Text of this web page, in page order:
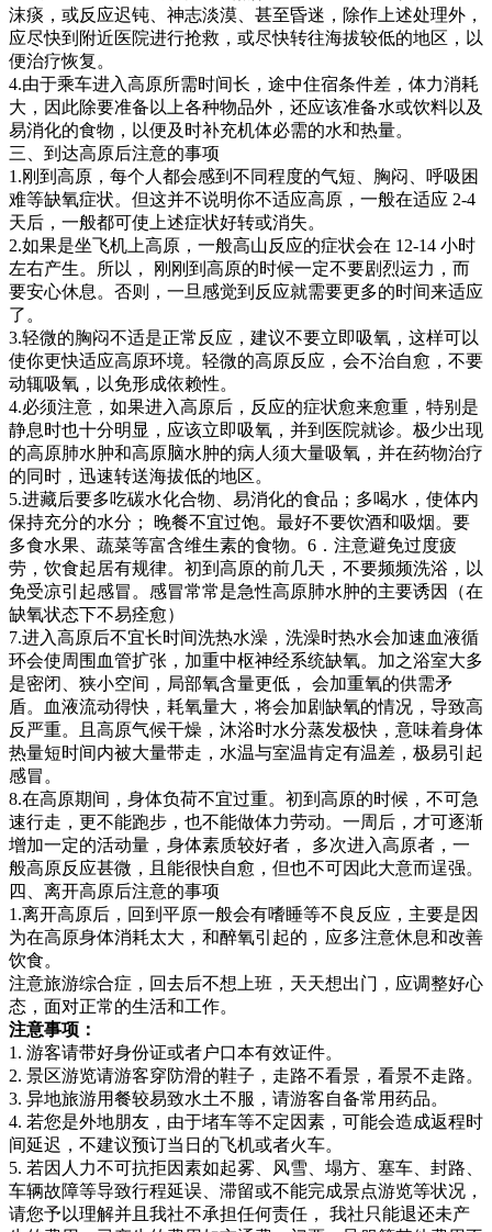
沫痰，或反应迟钝、神志淡漠、甚至昏迷，除作上述处理外，
应尽快到附近医院进行抢救，或尽快转往海拔较低的地区，以
便治疗恢复。
4.由于乘车进入高原所需时间长，途中住宿条件差，体力消耗
大，因此除要准备以上各种物品外，还应该准备水或饮料以及
易消化的食物，以便及时补充机体必需的水和热量。
三、到达高原后注意的事项
1.刚到高原，每个人都会感到不同程度的气短、胸闷、呼吸困
难等缺氧症状。但这并不说明你不适应高原，一般在适应 2-4
天后，一般都可使上述症状好转或消失。
2.如果是坐飞机上高原，一般高山反应的症状会在 12-14 小时
左右产生。所以， 刚刚到高原的时候一定不要剧烈运力，而
要安心休息。否则，一旦感觉到反应就需要更多的时间来适应
了。
3.轻微的胸闷不适是正常反应，建议不要立即吸氧，这样可以
使你更快适应高原环境。轻微的高原反应，会不治自愈，不要
动辄吸氧，以免形成依赖性。
4.必须注意，如果进入高原后，反应的症状愈来愈重，特别是
静息时也十分明显，应该立即吸氧，并到医院就诊。极少出现
的高原肺水肿和高原脑水肿的病人须大量吸氧，并在药物治疗
的同时，迅速转送海拔低的地区。
5.进藏后要多吃碳水化合物、易消化的食品；多喝水，使体内
保持充分的水分； 晚餐不宜过饱。最好不要饮酒和吸烟。要
多食水果、蔬菜等富含维生素的食物。6．注意避免过度疲
劳，饮食起居有规律。初到高原的前几天，不要频频洗浴，以
免受凉引起感冒。感冒常常是急性高原肺水肿的主要诱因（在
缺氧状态下不易痊愈）
7.进入高原后不宜长时间洗热水澡，洗澡时热水会加速血液循
环会使周围血管扩张，加重中枢神经系统缺氧。加之浴室大多
是密闭、狭小空间，局部氧含量更低， 会加重氧的供需矛
盾。血液流动得快，耗氧量大，将会加剧缺氧的情况，导致高
反严重。且高原气候干燥，沐浴时水分蒸发极快，意味着身体
热量短时间内被大量带走，水温与室温肯定有温差，极易引起
感冒。
8.在高原期间，身体负荷不宜过重。初到高原的时候，不可急
速行走，更不能跑步，也不能做体力劳动。一周后，才可逐渐
增加一定的活动量，身体素质较好者， 多次进入高原者，一
般高原反应甚微，且能很快自愈，但也不可因此大意而逞强。
四、离开高原后注意的事项
1.离开高原后，回到平原一般会有嗜睡等不良反应，主要是因
为在高原身体消耗太大，和醉氧引起的，应多注意休息和改善
饮食。
注意旅游综合症，回去后不想上班，天天想出门，应调整好心
态，面对正常的生活和工作。
注意事项：
1. 游客请带好身份证或者户口本有效证件。
2. 景区游览请游客穿防滑的鞋子，走路不看景，看景不走路。
3. 异地旅游用餐较易致水土不服，请游客自备常用药品。
4. 若您是外地朋友，由于堵车等不定因素，可能会造成返程时
间延迟，不建议预订当日的飞机或者火车。
5. 若因人力不可抗拒因素如起雾、风雪、塌方、塞车、封路、
车辆故障等导致行程延误、滞留或不能完成景点游览等状况，
请您予以理解并且我社不承担任何责任， 我社只能退还未产